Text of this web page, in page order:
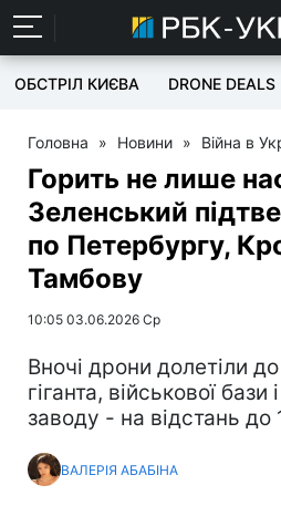
ОБСТРІЛ КИЄВА DRONE DEALS
Головна » Новини » Війна в
Горить не лише
Зеленський
по Петербургу,
Тамбову
10:05 03.06.2026 Ср
Вночі дрони долетіли
гіганта, військової бази
заводу - на відстань до
ВАЛЕРІЯ АБАБІНА